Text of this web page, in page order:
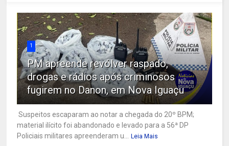
1
PM apreende revólver raspado,
drogas e rádios após criminosos
fugirem no Danon, em Nova Iguaçu
Suspeitos escaparam ao notar a chegada do 20º BPM;
material ilícito foi abandonado e levado para a 56ª DP
Policiais militares apreenderam u...
Leia Mais